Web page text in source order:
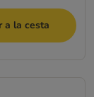
a la cesta